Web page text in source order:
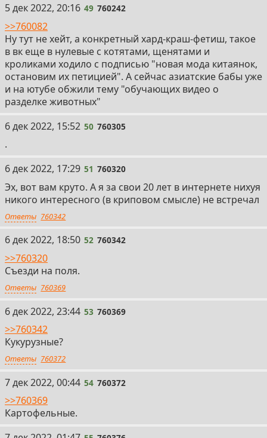
49
5 дек 2022, 20:16 49 760242
>>760082
Ну тут не хейт, а конкретный хард-краш-фетиш, такое
в вк еще в нулевые с котятами, щенятами и
кроликами ходило с подписью "новая мода китаянок,
остановим их петицией". А сейчас азиатские бабы уже
и на ютубе обжили тему "обучающих видео о
разделке животных"
50
6 дек 2022, 15:52 50 760305
.
51
6 дек 2022, 17:29 51 760320
Эх, вот вам круто. А я за свои 20 лет в интернете нихуя
никого интересного (в криповом смысле) не встречал
Ответы 760342
52
6 дек 2022, 18:50 52 760342
>>760320
Съезди на поля.
Ответы 760369
53
6 дек 2022, 23:44 53 760369
>>760342
Кукурузные?
Ответы 760372
54
7 дек 2022, 00:44 54 760372
>>760369
Картофельные.